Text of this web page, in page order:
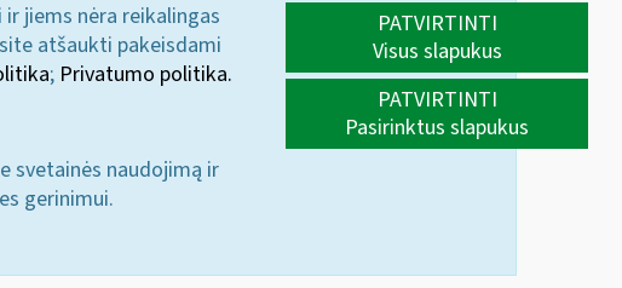
jiems nėra reikalingas
atšaukti pakeisdami
; Privatumo politika.
svetainės naudojimą ir
gerinimui.
PATVIRTINTI
Visus slapukus
PATVIRTINTI
Pasirinktus slapukus